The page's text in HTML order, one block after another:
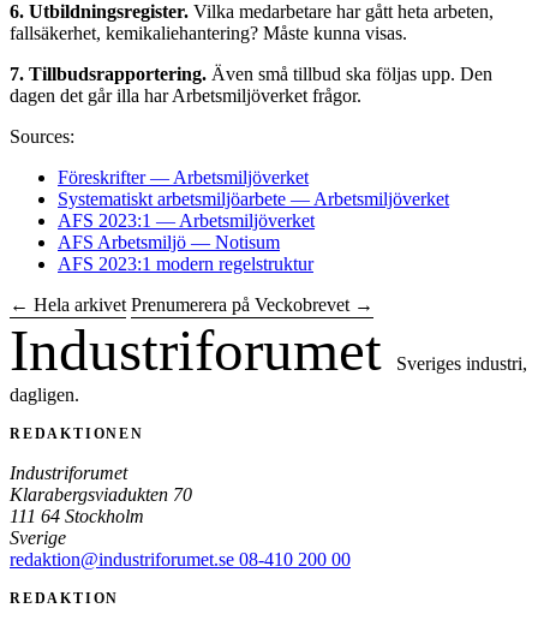
6. Utbildningsregister. Vilka medarbetare har gått heta arbeten,
fallsäkerhet, kemikaliehantering? Måste kunna visas.
7. Tillbudsrapportering. Även små tillbud ska följas upp. Den
dagen det går illa har Arbetsmiljöverket frågor.
Sources:
Föreskrifter — Arbetsmiljöverket
Systematiskt arbetsmiljöarbete — Arbetsmiljöverket
AFS 2023:1 — Arbetsmiljöverket
AFS Arbetsmiljö — Notisum
AFS 2023:1 modern regelstruktur
← Hela arkivet Prenumerera på Veckobrevet →
Industriforumet
Sveriges industri,
dagligen.
REDAKTIONEN
Industriforumet
Klarabergsviadukten 70
111 64 Stockholm
Sverige
redaktion@industriforumet.se 08-410 200 00
REDAKTION